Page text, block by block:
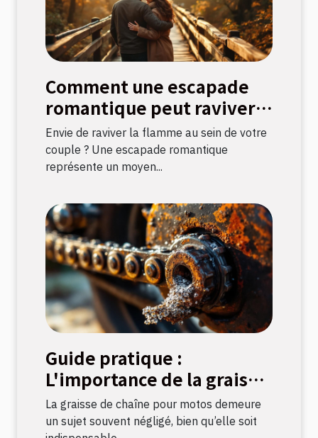
Comment une escapade
romantique peut raviver
la flamme amoureuse ?
Envie de raviver la flamme au sein de votre
couple ? Une escapade romantique
représente un moyen...
Guide pratique :
L'importance de la graisse
de chaîne pour motos
La graisse de chaîne pour motos demeure
un sujet souvent négligé, bien qu’elle soit